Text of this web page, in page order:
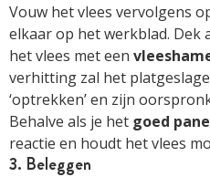
Vouw het vlees vervolgens
elkaar op het werkblad. Dek
het vlees met een
verhitting zal het
‘optrekken’ en zijn
Behalve als je het goed
reactie en houdt het vlees
3. Beleggen